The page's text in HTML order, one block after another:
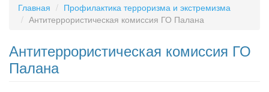
Главная
Профилактика терроризма и экстремизма
Антитеррористическая комиссия ГО Палана
Антитеррористическая комиссия ГО
Палана